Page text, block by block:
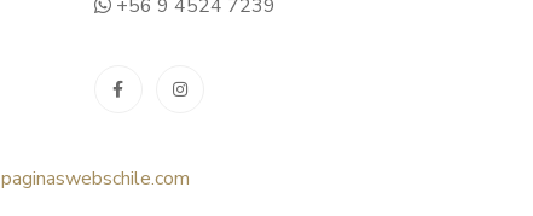
+56 9 4524 7239
paginaswebschile.com